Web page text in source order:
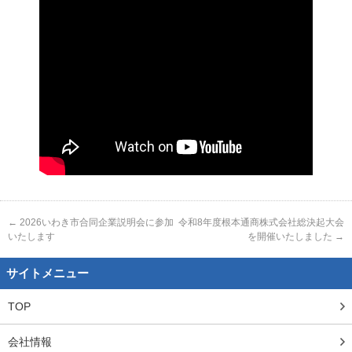
← 2026いわき市合同企業説明会に参加
いたします
令和8年度根本通商株式会社総決起大会
を開催いたしました →
サイトメニュー
TOP
会社情報